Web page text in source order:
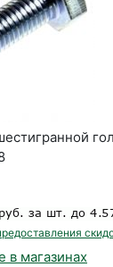
в магазинах